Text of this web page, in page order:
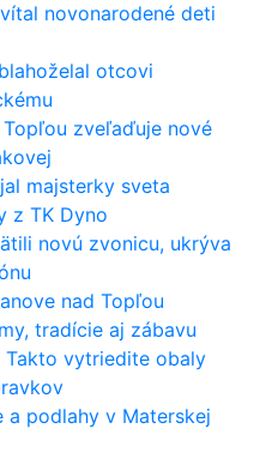
novonarodené deti
otcovi
zveľaďuje nové
majsterky sveta
z TK Dyno
novú zvonicu, ukrýva
nad Topľou
tradície aj zábavu
Takto vytriedite obaly
a podlahy v Materskej